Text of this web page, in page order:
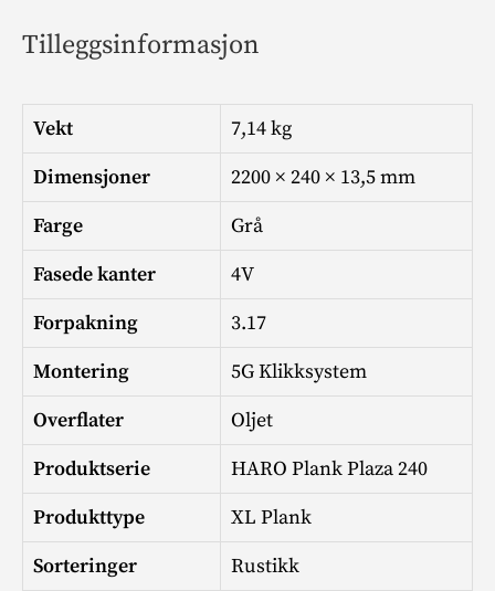
Tilleggsinformasjon
Vekt
7,14 kg
Dimensjoner
2200 × 240 × 13,5 mm
Farge
Grå
Fasede kanter
4V
Forpakning
3.17
Montering
5G Klikksystem
Overflater
Oljet
Produktserie
HARO Plank Plaza 240
Produkttype
XL Plank
Sorteringer
Rustikk